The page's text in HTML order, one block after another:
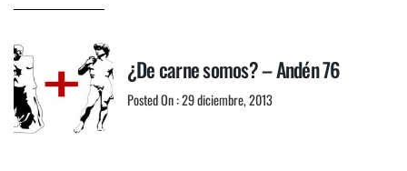
¿De carne somos? – Andén 76
Posted On : 29 diciembre, 2013